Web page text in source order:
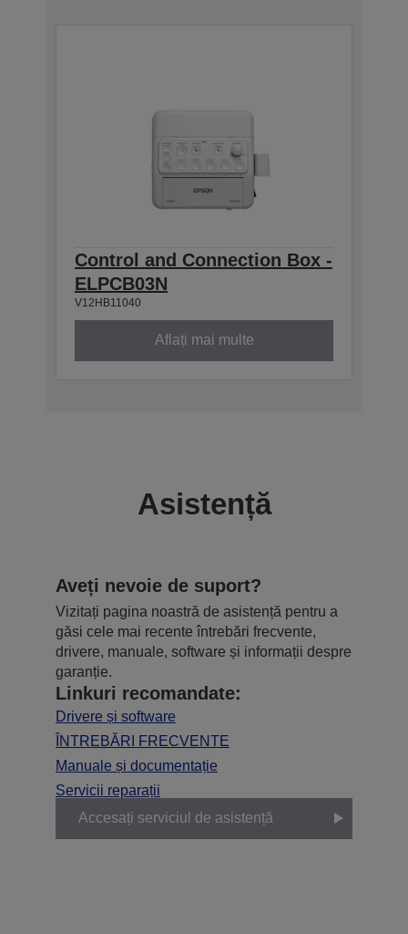
Control and Connection Box -
ELPCB03N
V12HB11040
Aflați mai multe
Asistență
Aveți nevoie de suport?
Vizitați pagina noastră de asistență pentru a
găsi cele mai recente întrebări frecvente,
drivere, manuale, software și informații despre
garanție.
Linkuri recomandate:
Drivere și software
ÎNTREBĂRI FRECVENTE
Manuale și documentație
Servicii reparații
Accesați serviciul de asistență